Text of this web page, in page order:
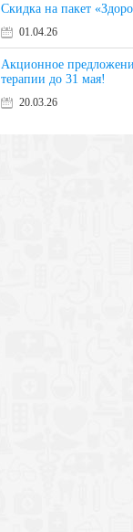
Скидка на пакет
01.04.26
Акционное
терапии до 31 мая!
20.03.26